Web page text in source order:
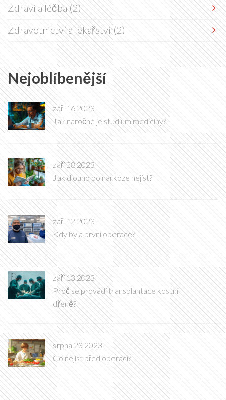
Zdraví a léčba(2)
Zdravotnictví a lékařství(2)
Nejoblíbenější
září 16 2023
Jak náročné je studium medicíny?
září 28 2023
Jak dlouho po narkóze nejíst?
září 12 2023
Kdy byla prvni operace?
září 13 2023
Proč se provádí transplantace kostní
dřeně?
srpna 23 2023
Co nejíst před operaci?